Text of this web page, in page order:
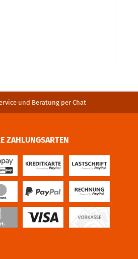
und Beratung per Chat
ZAHLUNGSARTEN